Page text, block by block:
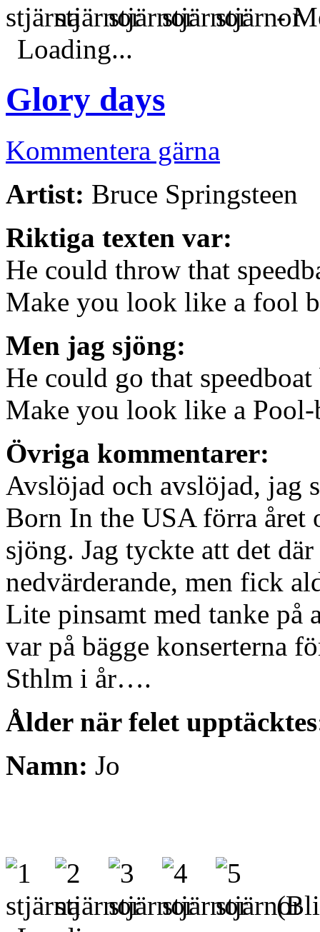
-
Loading...
Glory days
Kommentera gärna
Artist: Bruce Springsteen
Riktiga texten var:
He could throw that
Make you look like a fool
Men jag sjöng:
He could go that
Make you look like a
Övriga kommentarer:
Avslöjad och avslöjad, jag
Born In the USA förra året
sjöng. Jag tyckte att det
nedvärderande, men fick
Lite pinsamt med tanke på
var på bägge konserterna
Sthlm i år….
Ålder när felet
Namn: Jo
(Bli